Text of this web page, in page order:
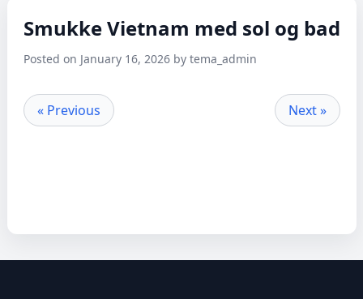
Smukke Vietnam med sol og bad
Posted on January 16, 2026 by tema_admin
« Previous Next »